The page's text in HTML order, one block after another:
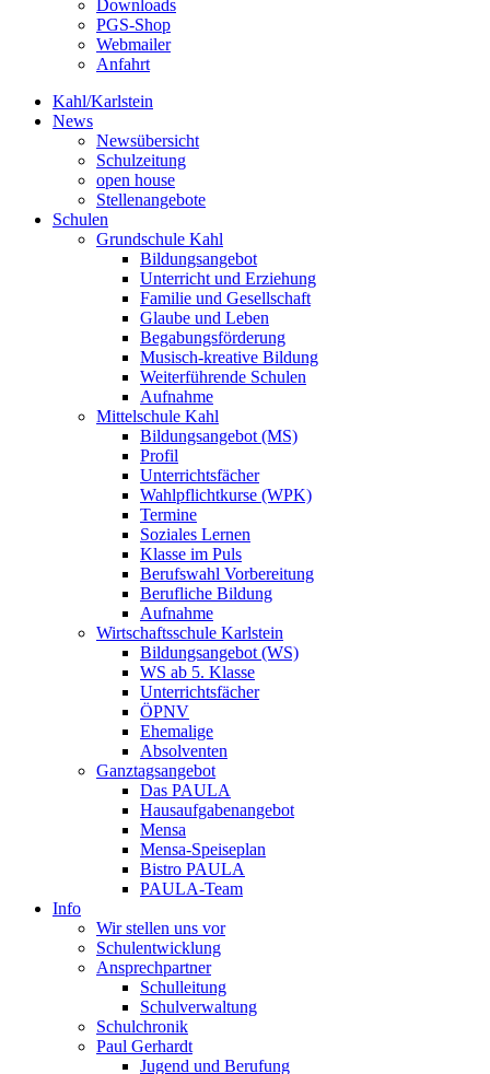
Downloads
PGS-Shop
Webmailer
Anfahrt
Kahl/Karlstein
News
Newsübersicht
Schulzeitung
open house
Stellenangebote
Schulen
Grundschule Kahl
Bildungsangebot
Unterricht und Erziehung
Familie und Gesellschaft
Glaube und Leben
Begabungsförderung
Musisch-kreative Bildung
Weiterführende Schulen
Aufnahme
Mittelschule Kahl
Bildungsangebot (MS)
Profil
Unterrichtsfächer
Wahlpflichtkurse (WPK)
Termine
Soziales Lernen
Klasse im Puls
Berufswahl Vorbereitung
Berufliche Bildung
Aufnahme
Wirtschaftsschule Karlstein
Bildungsangebot (WS)
WS ab 5. Klasse
Unterrichtsfächer
ÖPNV
Ehemalige
Absolventen
Ganztagsangebot
Das PAULA
Hausaufgabenangebot
Mensa
Mensa-Speiseplan
Bistro PAULA
PAULA-Team
Info
Wir stellen uns vor
Schulentwicklung
Ansprechpartner
Schulleitung
Schulverwaltung
Schulchronik
Paul Gerhardt
Jugend und Berufung